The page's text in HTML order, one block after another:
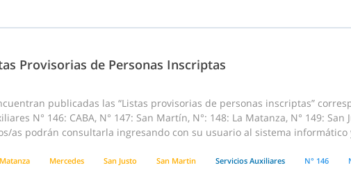
Provisorias de Personas Inscriptas
publicadas las “Listas provisorias de personas inscriptas”
N° 146: CABA, N° 147: San Martín, N°: 148: La Matanza, N° 149: San
as podrán consultarla ingresando con su usuario al sistema informático
Mercedes San Justo San Martin Servicios Auxiliares N° 146